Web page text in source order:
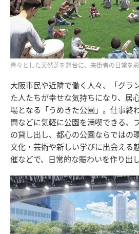
青々とした天然芝を舞台に、来街者の日常を
大阪市民や近隣で働く人々、「グラ
た人たちが幸せな気持ちになり、居
場となる「うめきた公園」。仕事終
間などに気軽に公園を満喫できる、
の貸し出し、都心の公園ならではの
文化・芸術や新しい学びに出会える
催などで、日常的な賑わいを作り出し